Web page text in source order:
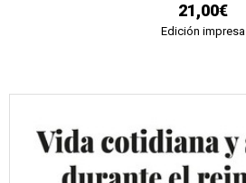
21,00€
Edición impresa